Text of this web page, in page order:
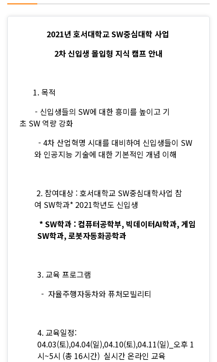
2021년 호서대학교 SW중심대학 사업
2차 신입생 몰입형 지식 캠프 안내
1. 목적
- 신입생들의 SW에 대한 흥미를 높이고 기
초 SW 역량 강화
- 4차 산업혁명 시대를 대비하여 신입생들이 SW
와 인공지능 기술에 대한 기본적인 개념 이해
2. 참여대상 : 호서대학교 SW중심대학사업 참
여 SW학과* 2021학년도 신입생
* SW학과 : 컴퓨터공학부, 빅데이터AI학과, 게임
SW학과, 로봇자동화공학과
3. 교육 프로그램
- 자율주행자동차와 퓨처모빌리티
4. 교육일정:
04.03(토),04.04(일),04.10(토),04.11(일)_오후 1
시~5시 (총 16시간) 실시간 온라인 교육